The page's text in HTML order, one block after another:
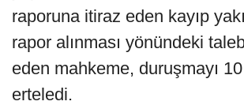
raporuna itiraz eden kayıp
rapor alınması yönündeki
eden mahkeme, duruşmayı
erteledi.